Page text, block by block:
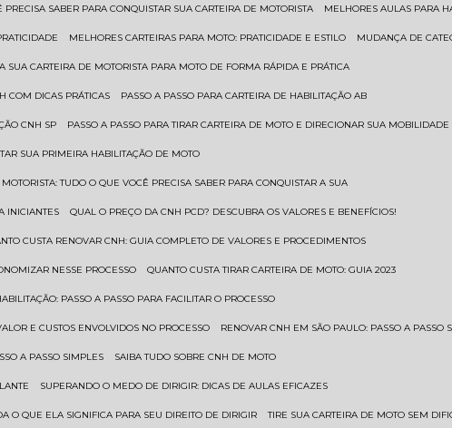
PRECISA SABER PARA CONQUISTAR SUA CARTEIRA DE MOTORISTA MELHORES AULAS PARA
MELHORES CARTEIRAS PARA MOTO: PRATICIDADE E ESTILO MUDANÇA DE
SUA CARTEIRA DE MOTORISTA PARA MOTO DE FORMA RÁPIDA E PRÁTICA
COM DICAS PRÁTICAS PASSO A PASSO PARA CARTEIRA DE HABILITAÇÃO AB
CNH SP PASSO A PASSO PARA TIRAR CARTEIRA DE MOTO E DIRECIONAR SUA MOBILIDADE
SUA PRIMEIRA HABILITAÇÃO DE MOTO
MOTORISTA: TUDO O QUE VOCÊ PRECISA SABER PARA CONQUISTAR A SUA
INICIANTES QUAL O PREÇO DA CNH PCD? DESCUBRA OS VALORES E BENEFÍCIOS!
CUSTA RENOVAR CNH: GUIA COMPLETO DE VALORES E PROCEDIMENTOS
NESSE PROCESSO QUANTO CUSTA TIRAR CARTEIRA DE MOTO: GUIA 2023
PASSO A PASSO PARA FACILITAR O PROCESSO
E CUSTOS ENVOLVIDOS NO PROCESSO RENOVAR CNH EM SÃO PAULO: PASSO A PASSO
A PASSO SIMPLES SAIBA TUDO SOBRE CNH DE MOTO
SUPERANDO O MEDO DE DIRIGIR: DICAS DE AULAS EFICAZES
O QUE ELA SIGNIFICA PARA SEU DIREITO DE DIRIGIR TIRE SUA CARTEIRA DE MOTO SEM